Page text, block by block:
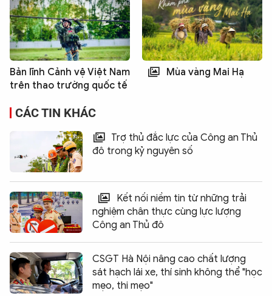
Bản lĩnh Cảnh vệ Việt Nam
trên thao trường quốc tế
Mùa vàng Mai Hạ
CÁC TIN KHÁC
Trợ thủ đắc lực của Công an Thủ
đô trong kỷ nguyên số
Kết nối niềm tin từ những trải
nghiệm chân thực cùng lực lượng
Công an Thủ đô
CSGT Hà Nội nâng cao chất lượng
sát hạch lái xe, thí sinh không thể "học
mẹo, thi mẹo"